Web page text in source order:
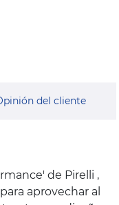
del cliente
de Pirelli ,
aprovechar al